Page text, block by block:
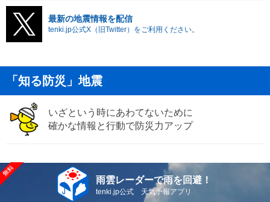
最新の地震情報を配信
tenki.jp公式X（旧Twitter）をご利用ください。
「知る防災」地震
いざという時にあわてないために
確かな情報と行動で防災力アップ
雨雲レーダーで雨を回避！
tenki.jp公式 天気予報アプリ